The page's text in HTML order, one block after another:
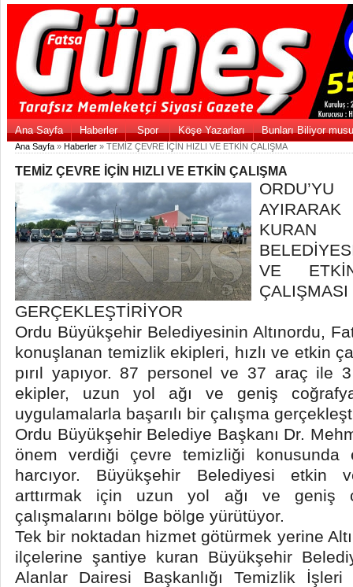
Ana Sayfa Haberler Spor Köşe Yazarları Bunları Biliyor
Ana Sayfa » Haberler » TEMİZ ÇEVRE İÇİN HIZLI VE ETKİN ÇALIŞMA
TEMİZ ÇEVRE İÇİN HIZLI VE ETKİN ÇALIŞMA
KURAN
VE
ÇALIŞMASI
GERÇEKLEŞTİRİYOR
Ordu Büyükşehir Belediyesinin Altınordu,
konuşlanan temizlik ekipleri, hızlı ve etkin
pırıl yapıyor. 87 personel ve 37 araç ile
ekipler, uzun yol ağı ve geniş
uygulamalarla başarılı bir çalışma
Ordu Büyükşehir Belediye Başkanı Dr.
önem verdiği çevre temizliği konusunda
harcıyor. Büyükşehir Belediyesi etkin
arttırmak için uzun yol ağı ve geniş
çalışmalarını bölge bölge yürütüyor.
Tek bir noktadan hizmet götürmek yerine
ilçelerine şantiye kuran Büyükşehir
Alanlar Dairesi Başkanlığı Temizlik